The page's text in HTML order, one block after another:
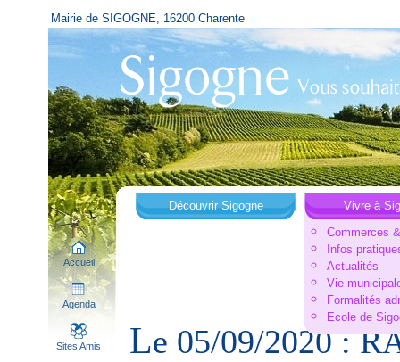
Mairie de SIGOGNE, 16200 Charente
Accueil
Agenda
Sites Amis
Découvrir Sigogne
Vivre à
Commerces
Infos
Actualités
Vie
Formalités
Ecole de
Le 05/09/2020 :